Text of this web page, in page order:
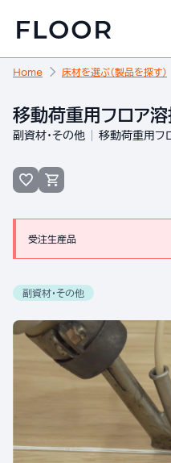
Home 床材を選ぶ（製品を探す）
移動荷重用フロア
副資材・その他 移動荷重用フ
受注生産品
副資材・その他